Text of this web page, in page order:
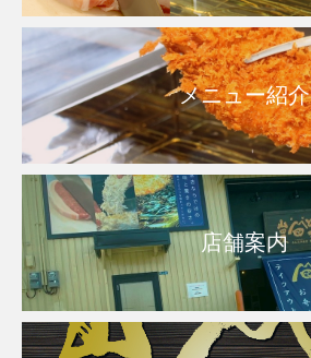
メニュー紹介
店舗案内